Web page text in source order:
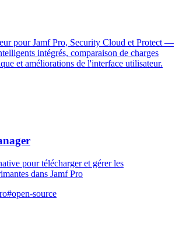
pour Jamf Pro, Security Cloud et Protect —
intégrés, comparaison de charges
et améliorations de l'interface utilisateur.
pour télécharger et gérer les
dans Jamf Pro
#open-source